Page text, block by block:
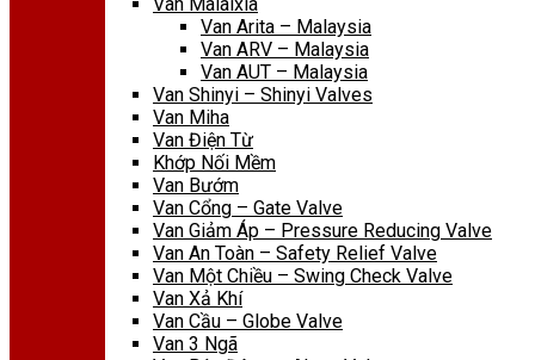
Van Arita – Malaysia
Van ARV – Malaysia
Van AUT – Malaysia
Van Shinyi – Shinyi Valves
Van Miha
Van Điện Từ
Khớp Nối Mềm
Van Bướm
Van Cổng – Gate Valve
Van Giảm Áp – Pressure Reducing Valve
Van An Toàn – Safety Relief Valve
Van Một Chiều – Swing Check Valve
Van Xả Khí
Van Cầu – Globe Valve
Van 3 Ngã